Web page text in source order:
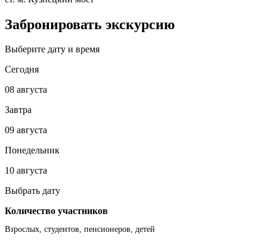
Забронировать экскурсию
Выберите дату и время
Сегодня
08 августа
Завтра
09 августа
Понедельник
10 августа
Выбрать дату
Количество участников
Взрослых, студентов, пенсионеров, детей